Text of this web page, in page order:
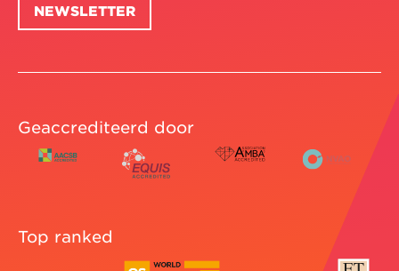
NEWSLETTER
Geaccrediteerd door
Top ranked